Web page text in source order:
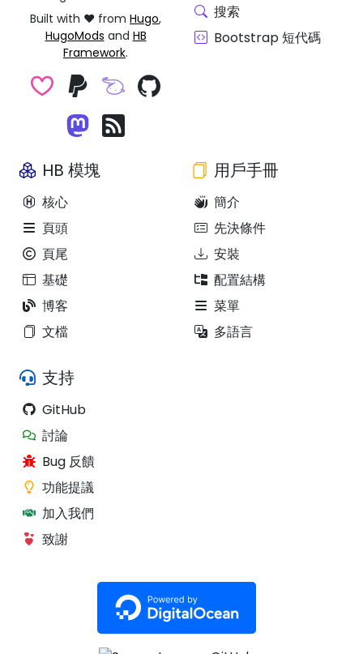
Built with ❤️ from Hugo,
HugoMods and HB
Framework.
搜索
Bootstrap 短代碼
HB 模塊
核心
頁頭
頁尾
基礎
博客
文檔
用戶手冊
簡介
先決條件
安裝
配置結構
菜單
多語言
支持
GitHub
討論
Bug 反饋
功能提議
加入我們
致謝